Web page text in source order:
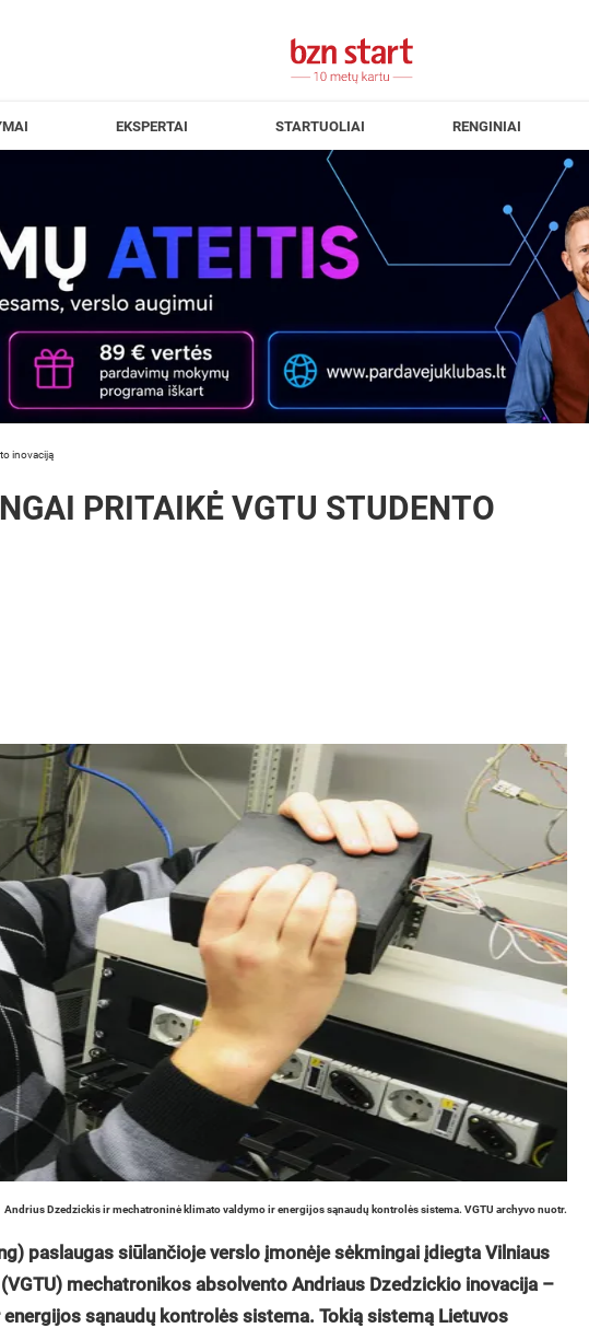
EKSPERTAI STARTUOLIAI RENGINIAI
inovaciją
PRITAIKĖ VGTU STUDENTO
Andrius Dzedzickis ir mechatroninė klimato valdymo ir energijos sąnaudų kontrolės sistema. VGTU archyvo nuotr.
paslaugas siūlančioje verslo įmonėje sėkmingai įdiegta Vilniaus
mechatronikos absolvento Andriaus Dzedzickio inovacija –
sąnaudų kontrolės sistema. Tokią sistemą Lietuvos